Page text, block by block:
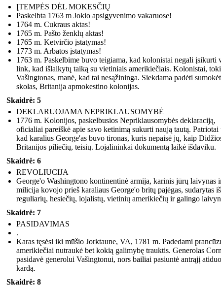
ĮTEMPĖS DĖL MOKESČIŲ
Paskelbta 1763 m Jokio apsigyvenimo vakaruose!
1764 m. Cukraus aktas!
1765 m. Pašto ženklų aktas!
1765 m. Ketvirčio įstatymas!
1773 m. Arbatos įstatymas!
1763 m. Paskelbime buvo teigiama, kad kolonistai negali įsikurti
link, kad išlaikytų taiką su vietiniais amerikiečiais. Kolonistai,
Vašingtonas, manė, kad tai nesąžininga. Siekdama padėti
skolas, Britanija apmokestino kolonijas.
Skaidrė: 5
DEKLARUOJAMA NEPRIKLAUSOMYBĖ
1776 m. Kolonijos, paskelbusios Nepriklausomybės deklaraciją,
oficialiai pareiškė apie savo ketinimą sukurti naują tautą.
kad karalius George'as buvo tironas, kuris nepaisė jų, kaip
Britanijos piliečių, teisių. Lojalininkai dokumentą laikė išdaviku.
Skaidrė: 6
REVOLIUCIJA
George'o Washingtono kontinentinė armija, karinis jūrų laivynas
milicija kovojo prieš karaliaus George'o britų pajėgas, sudarytas iš
reguliarių, hesiečių, lojalistų, vietinių amerikiečių ir galingo
Skaidrė: 7
PASIDAVIMAS
.
Karas tęsėsi iki mūšio Jorktaune, VA, 1781 m. Padedami
amerikiečiai nutraukė bet kokią galimybę trauktis. Generolas
pasidavė generolui Vašingtonui, nors bailiai pasiuntė antrąjį
kardą.
Skaidrė: 8